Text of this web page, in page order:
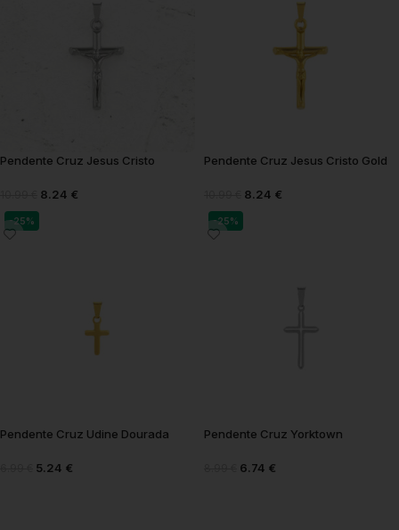
Pendente Cruz Jesus Cristo
8.24 €
Pendente Cruz Jesus Cristo Gold
8.24 €
-25%
Pendente Cruz Udine Dourada
5.24 €
-25%
Pendente Cruz Yorktown
6.74 €